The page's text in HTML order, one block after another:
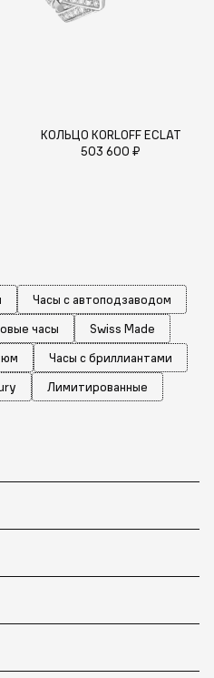
КОЛЬЦО KORLOFF ECLAT
503 600 ₽
Часы с автоподзаводом
часы
Swiss Made
Часы с бриллиантами
Лимитированные